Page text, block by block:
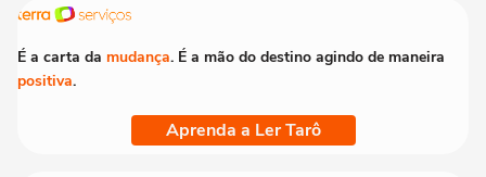
É a carta da mudança. É a mão do destino agindo de maneira
positiva.
Aprenda a Ler Tarô